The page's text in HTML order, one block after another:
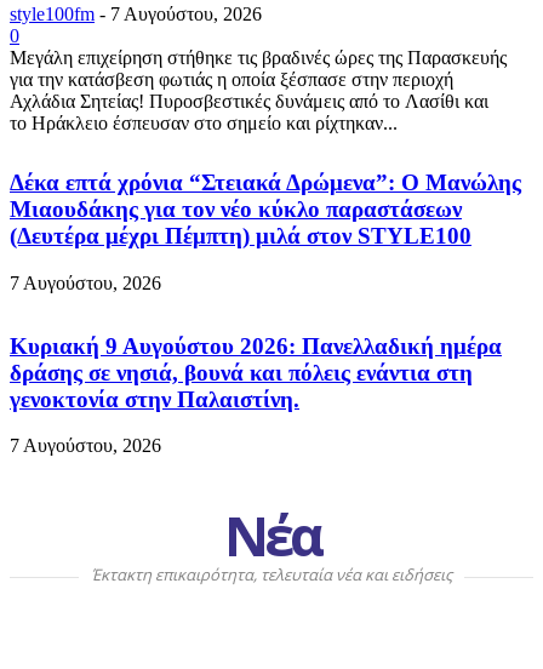
style100fm - 7 Αυγούστου, 2026
0
Μεγάλη επιχείρηση στήθηκε τις βραδινές ώρες της Παρασκευής
για την κατάσβεση φωτιάς η οποία ξέσπασε στην περιοχή
Αχλάδια Σητείας! Πυροσβεστικές δυνάμεις από το Λασίθι και
το Ηράκλειο έσπευσαν στο σημείο και ρίχτηκαν...
Δέκα επτά χρόνια “Στειακά Δρώμενα”: Ο Μανώλης
Μιαουδάκης για τον νέο κύκλο παραστάσεων
(Δευτέρα μέχρι Πέμπτη) μιλά στον STYLE100
7 Αυγούστου, 2026
Κυριακή 9 Αυγούστου 2026: Πανελλαδική ημέρα
δράσης σε νησιά, βουνά και πόλεις ενάντια στη
γενοκτονία στην Παλαιστίνη.
7 Αυγούστου, 2026
Νέα
Έκτακτη επικαιρότητα, τελευταία νέα και ειδήσεις